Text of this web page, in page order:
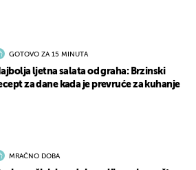
GOTOVO ZA 15 MINUTA
ljetna salata od graha: Brzinski
za dane kada je prevruće za kuhanje
MRAČNO DOBA